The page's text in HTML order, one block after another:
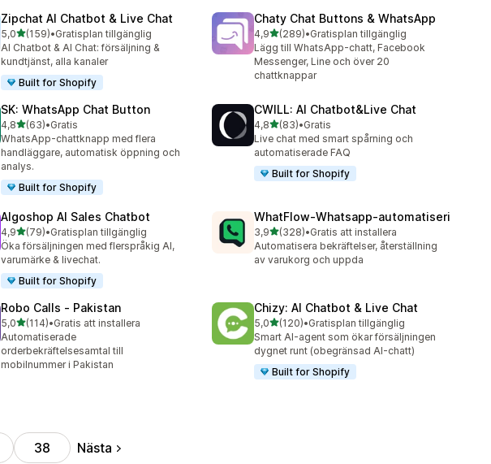
Zipchat AI Chatbot & Live Chat
5,0av 5 stjärnor
(159)
159 recensioner totalt
•Gratisplan tillgänglig
AI Chatbot & AI Chat: försäljning &
kundtjänst, alla kanaler
Built for Shopify
Chaty Chat Buttons & WhatsApp
4,9av 5 stjärnor
(289)
289 recensioner totalt
•Gratisplan tillgänglig
Lägg till WhatsApp-chatt, Facebook
Messenger, Line och över 20
chattknappar
SK: WhatsApp Chat Button
4,8av 5 stjärnor
(63)
63 recensioner totalt
•Gratis
WhatsApp-chattknapp med flera
handläggare, automatisk öppning och
analys.
Built for Shopify
CWILL: AI Chatbot&Live Chat
4,8av 5 stjärnor
(83)
83 recensioner totalt
•Gratis
Live chat med smart spårning och
automatiserade FAQ
Built for Shopify
Algoshop AI Sales Chatbot
4,9av 5 stjärnor
(79)
79 recensioner totalt
•Gratisplan tillgänglig
Öka försäljningen med flerspråkig AI,
varumärke & livechat.
Built for Shopify
WhatFlow‑Whatsapp‑automatiseri
3,9av 5 stjärnor
(328)
328 recensioner totalt
•Gratis att installera
Automatisera bekräftelser, återställning
av varukorg och uppda
Robo Calls ‑ Pakistan
5,0av 5 stjärnor
(114)
114 recensioner totalt
•Gratis att installera
Automatiserade
orderbekräftelsesamtal till
mobilnummer i Pakistan
Chizy: AI Chatbot & Live Chat
5,0av 5 stjärnor
(120)
120 recensioner totalt
•Gratisplan tillgänglig
Smart AI-agent som ökar försäljningen
dygnet runt (obegränsad AI-chatt)
Built for Shopify
38 Nästa